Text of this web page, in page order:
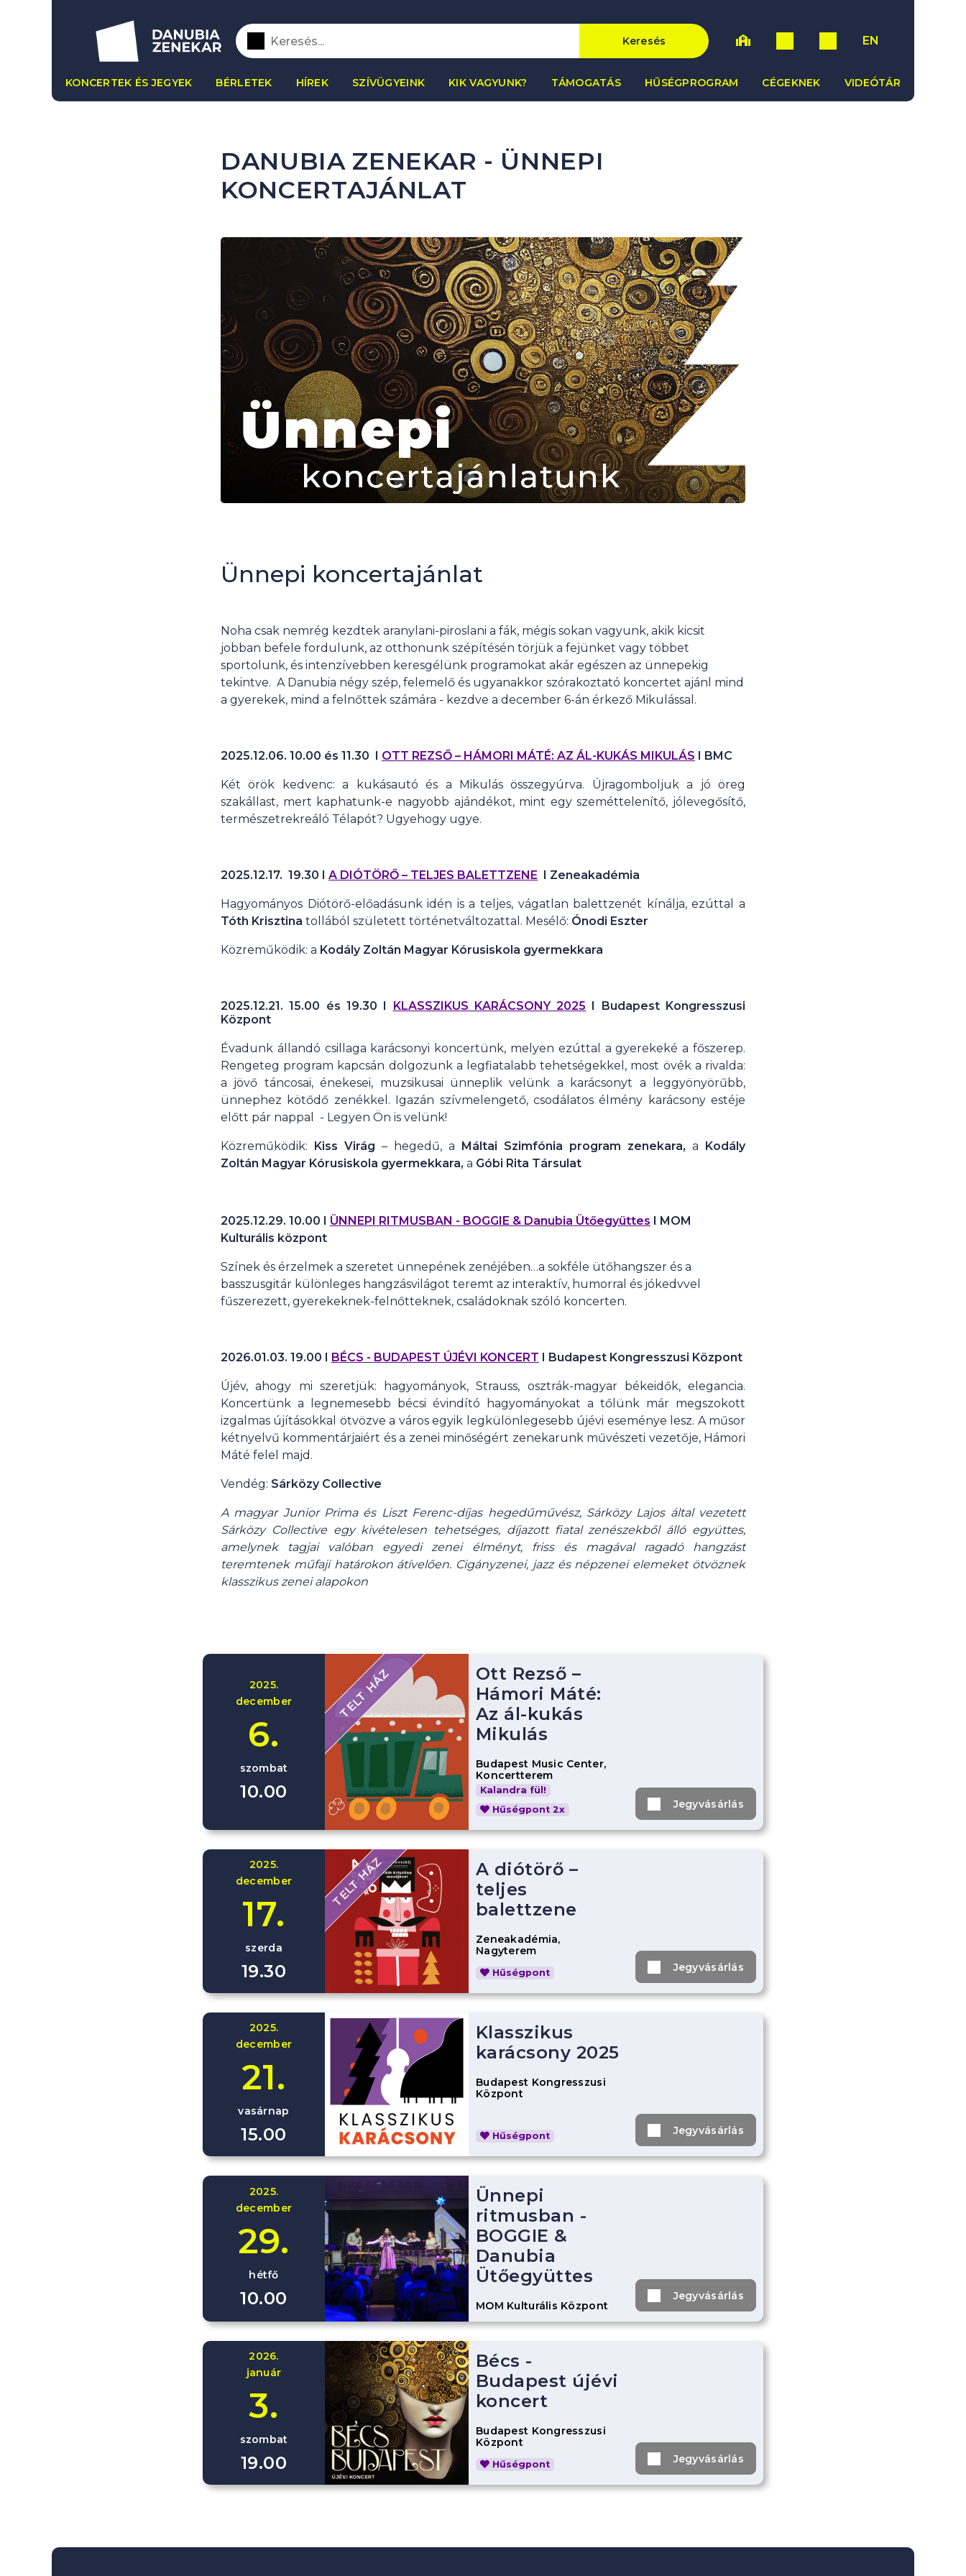
Keresés EN
KONCERTEK ÉS JEGYEK BÉRLETEK HÍREK SZÍVÜGYEINK KIK VAGYUNK? TÁMOGATÁS HŰSÉGPROGRAM CÉGEKNEK VIDEÓTÁR
DANUBIA ZENEKAR - ÜNNEPI
KONCERTAJÁNLAT
Ünnepi koncertajánlat
Noha csak nemrég kezdtek aranylani-piroslani a fák, mégis sokan vagyunk, akik kicsit
jobban befele fordulunk, az otthonunk szépítésén törjük a fejünket vagy többet
sportolunk, és intenzívebben keresgélünk programokat akár egészen az ünnepekig
tekintve. A Danubia négy szép, felemelő és ugyanakkor szórakoztató koncertet ajánl mind
a gyerekek, mind a felnőttek számára - kezdve a december 6-án érkező Mikulással.
2025.12.06. 10.00 és 11.30 I OTT REZSŐ – HÁMORI MÁTÉ: AZ ÁL-KUKÁS MIKULÁS I BMC
Két örök kedvenc: a kukásautó és a Mikulás összegyúrva. Újragomboljuk a jó öreg
szakállast, mert kaphatunk-e nagyobb ajándékot, mint egy szeméttelenítő, jólevegősítő,
természetrekreáló Télapót? Ugyehogy ugye.
2025.12.17. 19.30 I A DIÓTÖRŐ – TELJES BALETTZENE I Zeneakadémia
Hagyományos Diótörő-előadásunk idén is a teljes, vágatlan balettzenét kínálja, ezúttal a
Tóth Krisztina tollából született történetváltozattal. Mesélő: Ónodi Eszter
Közreműködik: a Kodály Zoltán Magyar Kórusiskola gyermekkara
2025.12.21. 15.00 és 19.30 I KLASSZIKUS KARÁCSONY 2025 I Budapest Kongresszusi
Központ
Évadunk állandó csillaga karácsonyi koncertünk, melyen ezúttal a gyerekeké a főszerep.
Rengeteg program kapcsán dolgozunk a legfiatalabb tehetségekkel, most övék a rivalda:
a jövő táncosai, énekesei, muzsikusai ünneplik velünk a karácsonyt a leggyönyörűbb,
ünnephez kötődő zenékkel. Igazán szívmelengető, csodálatos élmény karácsony estéje
előtt pár nappal
- Legyen Ön is velünk!
Közreműködik: Kiss Virág – hegedű, a Máltai Szimfónia program zenekara, a Kodály
Zoltán Magyar Kórusiskola gyermekkara, a Góbi Rita Társulat
2025.12.29. 10.00 I ÜNNEPI RITMUSBAN - BOGGIE & Danubia Ütőegyüttes I MOM
Kulturális központ
Színek és érzelmek a szeretet ünnepének zenéjében…a sokféle ütőhangszer és a
basszusgitár különleges hangzásvilágot teremt az interaktív, humorral és jókedvvel
fűszerezett, gyerekeknek-felnőtteknek, családoknak szóló koncerten.
2026.01.03. 19.00 I BÉCS - BUDAPEST ÚJÉVI KONCERT I Budapest Kongresszusi Központ
Újév, ahogy mi szeretjük: hagyományok, Strauss, osztrák-magyar békeidők, elegancia.
Koncertünk a legnemesebb bécsi évindító hagyományokat a tőlünk már megszokott
izgalmas újításokkal ötvözve a város egyik legkülönlegesebb újévi eseménye lesz. A műsor
kétnyelvű kommentárjaiért és a zenei minőségért zenekarunk művészeti vezetője, Hámori
Máté felel majd.
Vendég: Sárközy Collective
A magyar Junior Prima és Liszt Ferenc-díjas hegedűművész, Sárközy Lajos által vezetett
Sárközy Collective egy kivételesen tehetséges, díjazott fiatal zenészekből álló együttes,
amelynek tagjai valóban egyedi zenei élményt, friss és magával ragadó hangzást
teremtenek műfaji határokon átívelően. Cigányzenei, jazz és népzenei elemeket ötvöznek
klasszikus zenei alapokon
2025.
december
6.
szombat
10.00
TELT HÁZ
Ott Rezső –
Hámori Máté:
Az ál-kukás
Mikulás
Budapest Music Center,
Koncertterem
Kalandra fül!
Hűségpont 2x
Jegyvásárlás
2025.
december
17.
szerda
19.30
TELT HÁZ
A diótörő –
teljes
balettzene
Zeneakadémia,
Nagyterem
Hűségpont Jegyvásárlás
2025.
december
21.
vasárnap
15.00
Klasszikus
karácsony 2025
Budapest Kongresszusi
Központ
Hűségpont Jegyvásárlás
2025.
december
29.
hétfő
10.00
Ünnepi
ritmusban -
BOGGIE &
Danubia
Ütőegyüttes
MOM Kulturális Központ
Jegyvásárlás
2026.
január
3.
szombat
19.00
Bécs -
Budapest újévi
koncert
Budapest Kongresszusi
Központ
Hűségpont Jegyvásárlás